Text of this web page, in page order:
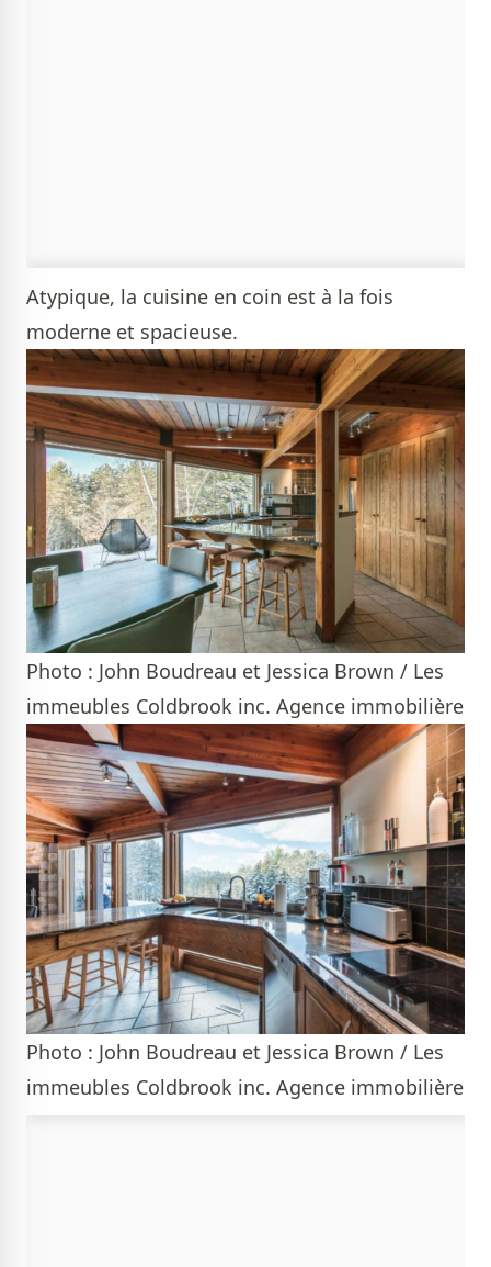
Atypique, la cuisine en coin est à la fois
moderne et spacieuse.
Photo : John Boudreau et Jessica Brown / Les
immeubles Coldbrook inc. Agence immobilière
Photo : John Boudreau et Jessica Brown / Les
immeubles Coldbrook inc. Agence immobilière